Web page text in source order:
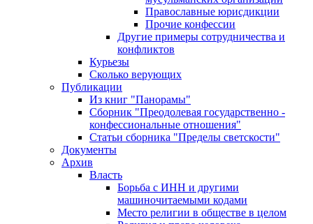
Православные юрисдикции
Прочие конфессии
Другие примеры сотрудничества и
конфликтов
Курьезы
Сколько верующих
Публикации
Из книг "Панорамы"
Сборник "Преодолевая государственно -
конфессиональные отношения"
Статьи сборника "Пределы светскости"
Документы
Архив
Власть
Борьба с ИНН и другими
машиночитаемыми кодами
Место религии в обществе в целом